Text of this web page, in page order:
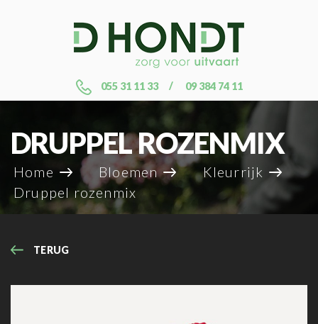
055 31 11 33 09 384 74 11
DRUPPEL ROZENMIX
Home Bloemen
Kleurrijk
Druppel rozenmix
TERUG